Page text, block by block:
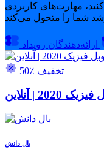
مهارت‌های کاربردی
ارائه‌دهندگان رویداد
50٪ تخفیف
بال دانش